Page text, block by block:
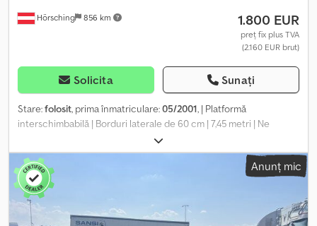
Hörsching 856 km 1.800 EUR
preț fix plus TVA
(2.160 EUR brut)
Solicita Sunați
Stare:folosit, prima înmatriculare:05/2001, | Platformă
interschimbabilă | Borduri laterale de 60 cm | 7,45 metri | Ne
asumăm răspunderea pentru erori, greșeli de introducere a
datelor și vânzări anticipate. Crodpfx Amozrxawsusf
Anunț mic